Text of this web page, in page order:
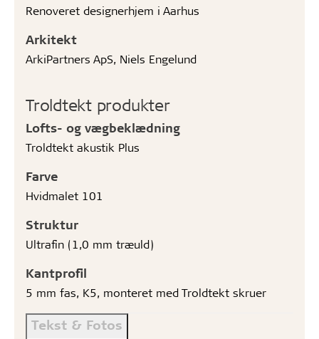
Renoveret designerhjem i Aarhus
Arkitekt
ArkiPartners ApS, Niels Engelund
Troldtekt produkter
Lofts- og vægbeklædning
Troldtekt akustik Plus
Farve
Hvidmalet 101
Struktur
Ultrafin (1,0 mm træuld)
Kantprofil
5 mm fas, K5, monteret med Troldtekt skruer
Tekst & Fotos